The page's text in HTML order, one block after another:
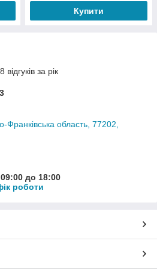
Купити
за рік
Франківська область, 77202,
до 18:00
роботи